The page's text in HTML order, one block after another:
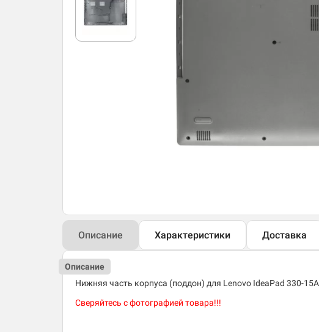
Описание Характеристики Доставка
Описание
Нижняя часть корпуса (поддон) для Lenovo IdeaPad 330-
Сверяйтесь с фотографией товара!!!